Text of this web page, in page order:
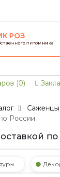
РОЗ
питомника
(0)
Саженцы
России